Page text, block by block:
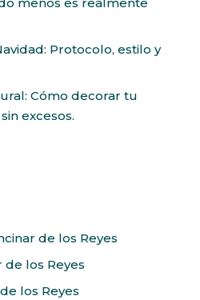
Protocolo, estilo y
Cómo decorar tu
excesos.
de los Reyes
de los Reyes
los Reyes